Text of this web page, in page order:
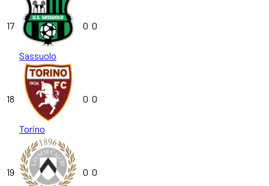
17
Sassuolo
0 0
18
Torino
0 0
19 0 0